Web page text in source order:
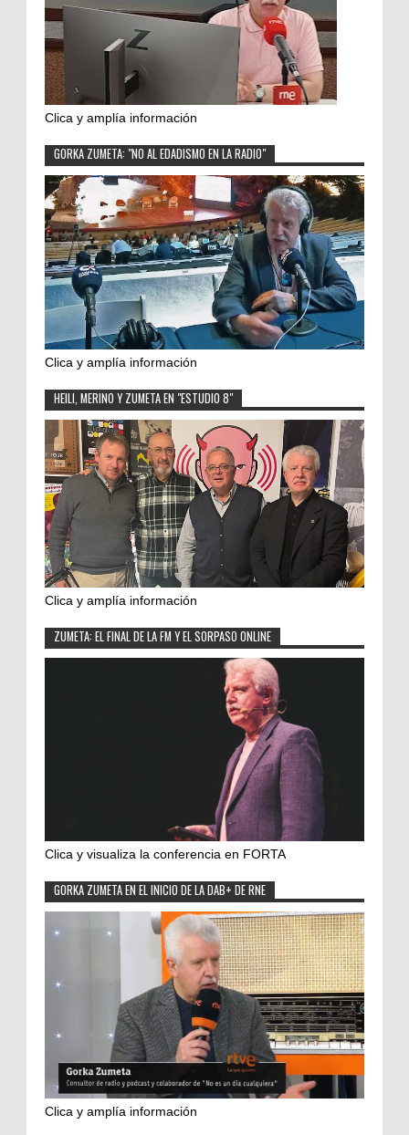
Clica y amplía información
GORKA ZUMETA: "NO AL EDADISMO EN LA RADIO"
Clica y amplía información
HEILI, MERINO Y ZUMETA EN "ESTUDIO 8"
Clica y amplía información
ZUMETA: EL FINAL DE LA FM Y EL SORPASO ONLINE
Clica y visualiza la conferencia en FORTA
GORKA ZUMETA EN EL INICIO DE LA DAB+ DE RNE
Clica y amplía información